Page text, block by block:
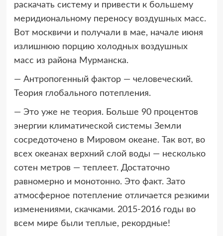
раскачать систему и привести к большему
меридиональному переносу воздушных масс.
Вот москвичи и получали в мае, начале июня
излишнюю порцию холодных воздушных
масс из района Мурманска.
— Антропогенный фактор — человеческий.
Теория глобального потепления.
— Это уже не теория. Больше 90 процентов
энергии климатической системы Земли
сосредоточено в Мировом океане. Так вот, во
всех океанах верхний слой воды — несколько
сотен метров — теплеет. Достаточно
равномерно и монотонно. Это факт. Зато
атмосферное потепление отличается резкими
изменениями, скачками. 2015-2016 годы во
всем мире были теплые, рекордные!